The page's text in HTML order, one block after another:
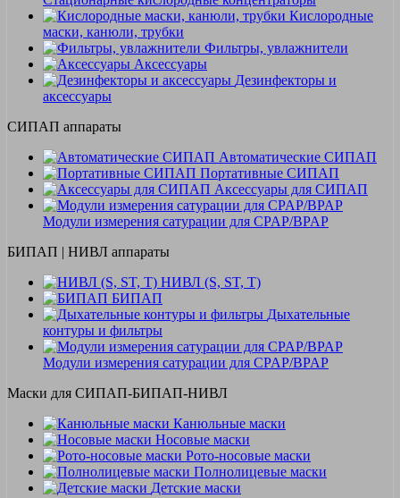
Кислородные
маски, канюли, трубки
Фильтры, увлажнители
Аксессуары
Дезинфекторы и
аксессуары
СИПАП аппараты
Автоматические СИПАП
Портативные СИПАП
Аксессуары для СИПАП
Модули измерения сатурации для CPAP/BPAP
БИПАП | НИВЛ аппараты
НИВЛ (S, ST, T)
БИПАП
Дыхательные
контуры и фильтры
Модули измерения сатурации для CPAP/BPAP
Маски для СИПАП-БИПАП-НИВЛ
Канюльные маски
Носовые маски
Рото-носовые маски
Полнолицевые маски
Детские маски